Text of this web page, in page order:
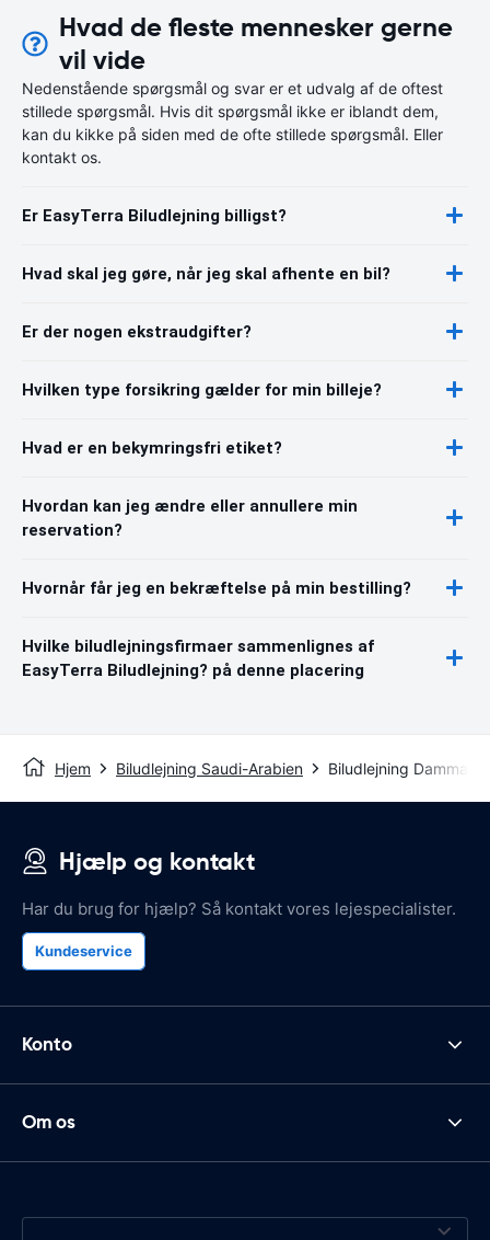
Hvad de fleste mennesker gerne
vil vide
Nedenstående spørgsmål og svar er et udvalg af de oftest
stillede spørgsmål. Hvis dit spørgsmål ikke er iblandt dem,
kan du kikke på siden med de ofte stillede spørgsmål. Eller
kontakt os.
Er EasyTerra Biludlejning billigst?
Hvad skal jeg gøre, når jeg skal afhente en bil?
Er der nogen ekstraudgifter?
Hvilken type forsikring gælder for min billeje?
Hvad er en bekymringsfri etiket?
Hvordan kan jeg ændre eller annullere min
reservation?
Hvornår får jeg en bekræftelse på min bestilling?
Hvilke biludlejningsfirmaer sammenlignes af
EasyTerra Biludlejning? på denne placering
Hjem Biludlejning Saudi-Arabien Biludlejning Dammam
Hjælp og kontakt
Har du brug for hjælp? Så kontakt vores lejespecialister.
Kundeservice
Konto
Om os